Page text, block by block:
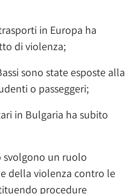
in Europa ha
di violenza;
sono state esposte alla
o passeggeri;
in Bulgaria ha subito
svolgono un ruolo
della violenza contro le
procedure